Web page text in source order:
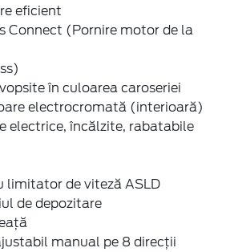
eficient
Connect (Pornire motor de la
în culoarea caroseriei
electrocromată (interioară)
electrice, încălzite, rabatabile
limitator de viteză ASLD
de depozitare
manual pe 8 direcţii